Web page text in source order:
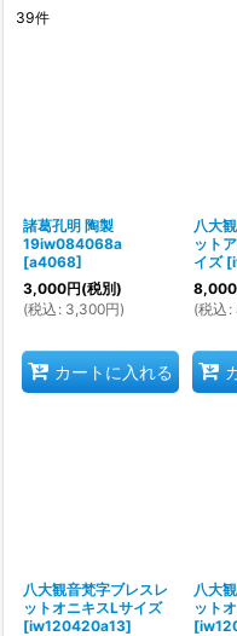
39件
諸葛孔明 陶製
19iw084068a
[a4068]
3,000円(税別)
(税込 : 3,300円)
カートに入れる
八大
ット
イズ [
8,000
(税込 :
八大観音梵字ブレスレ
ットオニキスLサイズ
[iw120420a13]
八大
ット
[